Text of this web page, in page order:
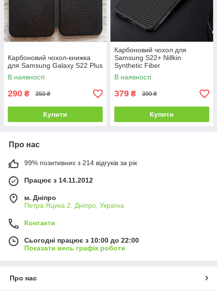
Карбоновий чохол-книжка
для Samsung Galaxy S22 Plus
В наявності
290 ₴ 350 ₴
Купити
Карбоновий чохол для
Samsung S22+ Nillkin
Synthetic Fiber
В наявності
379 ₴ 399 ₴
Купити
Про нас
99% позитивних з 214 відгуків за рік
Працює з 14.11.2012
м. Дніпро
Петра Яцика 2, Дніпро, Україна
Контакти
Сьогодні працює з 10:00 до 22:00
Показати весь графік роботи
Про нас